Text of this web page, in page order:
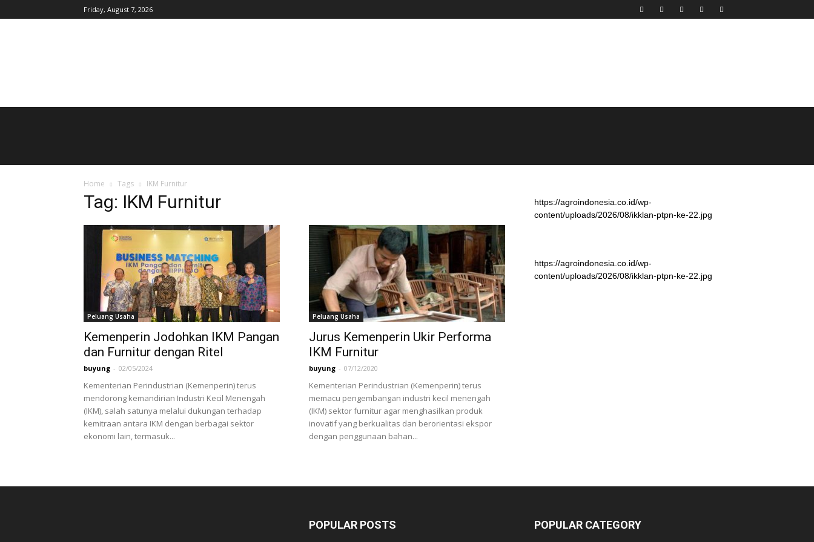
Friday, August 7, 2026
Home Tags IKM Furnitur
Tag: IKM Furnitur
Peluang Usaha
Kemenperin Jodohkan IKM Pangan
dan Furnitur dengan Ritel
buyung - 02/05/2024
Kementerian Perindustrian (Kemenperin) terus
mendorong kemandirian Industri Kecil Menengah
(IKM), salah satunya melalui dukungan terhadap
kemitraan antara IKM dengan berbagai sektor
ekonomi lain, termasuk...
Peluang Usaha
Jurus Kemenperin Ukir Performa
IKM Furnitur
buyung - 07/12/2020
Kementerian Perindustrian (Kemenperin) terus
memacu pengembangan industri kecil menengah
(IKM) sektor furnitur agar menghasilkan produk
inovatif yang berkualitas dan berorientasi ekspor
dengan penggunaan bahan...
https://agroindonesia.co.id/wp-
content/uploads/2026/08/ikklan-ptpn-ke-22.jpg
https://agroindonesia.co.id/wp-
content/uploads/2026/08/ikklan-ptpn-ke-22.jpg
POPULAR POSTS POPULAR CATEGORY